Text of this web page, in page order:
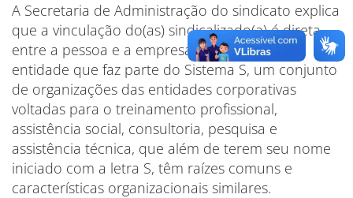
A Secretaria de Administração do sindicato explica
que a vinculação do(as) sindicalizado(a) é direta
entre a pessoa e a empresa. O Sesc é uma
entidade que faz parte do Sistema S, um conjunto
de organizações das entidades corporativas
voltadas para o treinamento profissional,
assistência social, consultoria, pesquisa e
assistência técnica, que além de terem seu nome
iniciado com a letra S, têm raízes comuns e
características organizacionais similares.